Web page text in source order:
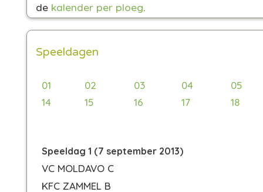
de kalender per ploeg.
Speeldagen
01 02 03 04
05
14
15 16 17 18
Speeldag 1 (7 september 2013)
VC MOLDAVO C
KFC ZAMMEL B